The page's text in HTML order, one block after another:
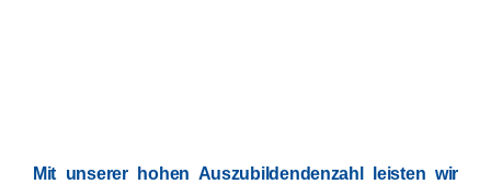
Mit unserer hohen Auszubildendenzahl leisten wir